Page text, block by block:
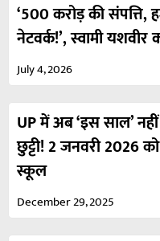
‘500 करोड़ की संपत्ति,
नेटवर्क!’, स्वामी यशवीर
July 4, 2026
UP में अब ‘इस साल’
छुट्टी! 2 जनवरी 2026
स्कूल
December 29, 2025